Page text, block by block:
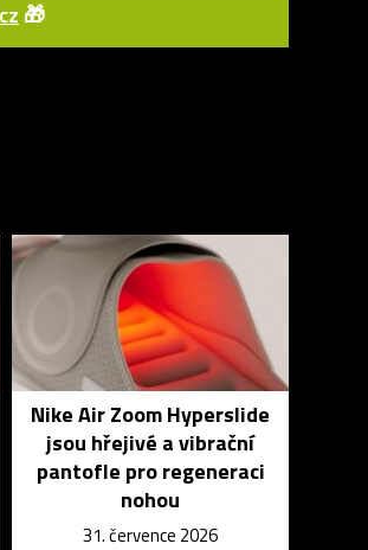
🎁
Nike Air Zoom Hyperslide
jsou hřejivé a vibrační
pantofle pro regeneraci
nohou
31. července 2026